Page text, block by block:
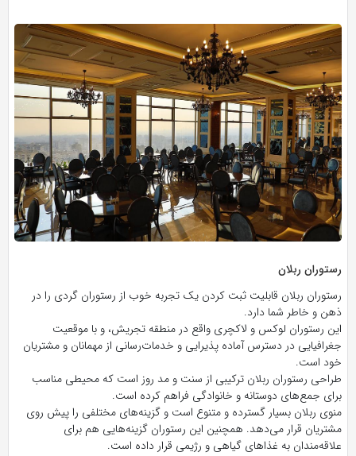
رستوران ربلان
رستوران ربلان قابلیت ثبت کردن یک تجربه خوب از رستوران گردی را در
ذهن و خاطر شما دارد.
این رستوران لوکس و لاکچری واقع در منطقه تجریش، و با موقعیت
جغرافیایی در دسترس آماده پذیرایی و خدمات‌رسانی از مهمانان و مشتریان
خود است.
طراحی رستوران ربلان ترکیبی از سنت و مد روز است که محیطی مناسب
برای جمع‌های دوستانه و خانوادگی فراهم کرده است.
منوی ربلان بسیار گسترده و متنوع است و گزینه‌های مختلفی را پیش روی
مشتریان قرار می‌دهد. همچنین این رستوران گزینه‌هایی هم برای
علاقه‌مندان به غذا‌های گیاهی و رژیمی قرار داده است.